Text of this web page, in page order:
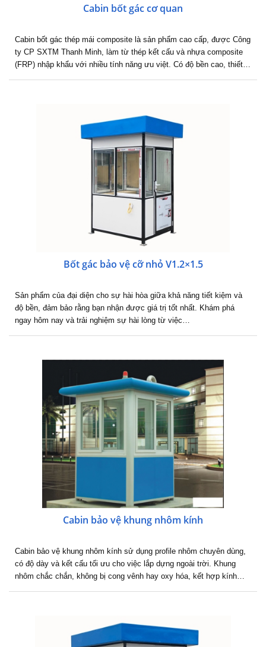
Cabin bốt gác cơ quan
Cabin bốt gác thép mái composite là sản phẩm cao cấp, được Công
ty CP SXTM Thanh Minh, làm từ thép kết cấu và nhựa composite
(FRP) nhập khẩu với nhiều tính năng ưu việt. Có độ bền cao, thiết…
Bốt gác bảo vệ cỡ nhỏ V1.2×1.5
Sản phẩm của đại diện cho sự hài hòa giữa khả năng tiết kiệm và
độ bền, đảm bảo rằng bạn nhận được giá trị tốt nhất. Khám phá
ngay hôm nay và trải nghiệm sự hài lòng từ việc…
Cabin bảo vệ khung nhôm kính
Cabin bảo vệ khung nhôm kính sử dụng profile nhôm chuyên dùng,
có độ dày và kết cấu tối ưu cho việc lắp dựng ngoài trời. Khung
nhôm chắc chắn, không bị cong vênh hay oxy hóa, kết hợp kính…